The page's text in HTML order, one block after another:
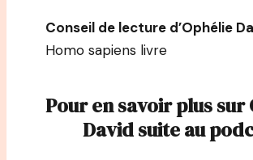
Conseil de lecture d’Ophélie
Homo sapiens livre
Pour en savoir plus sur
David suite au